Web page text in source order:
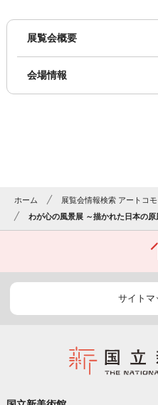
展覧会概要
会場情報
ホーム
展覧会情報検索 アートコ
わが心の風景展 ～描かれた日本の原
サイトマ